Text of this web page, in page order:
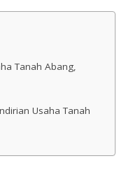
Tanah Abang,
Usaha Tanah